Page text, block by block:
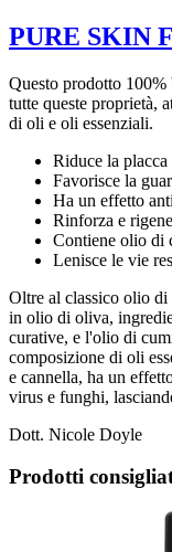
PURE SKIN
Questo prodotto
tutte queste proprietà,
di oli e oli essenziali.
Riduce la placca
Favorisce la
Ha un effetto
Rinforza e
Contiene olio di
Lenisce le vie
Oltre al classico olio di
in olio di oliva,
curative, e l'olio di
composizione di oli
e cannella, ha un
virus e funghi,
Dott. Nicole Doyle
Prodotti